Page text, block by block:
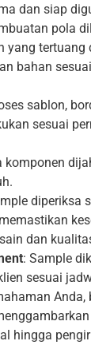
dan siap
pola
yang tertuang
bahan
sablon,
sesuai
komponen
diperiksa
dan
: Sample
sesuai
Anda,
hingga